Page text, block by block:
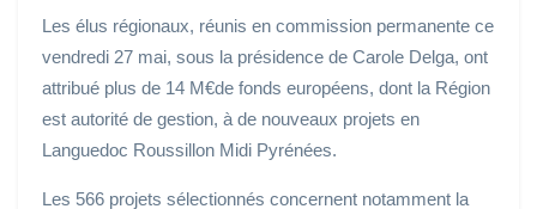
Les élus régionaux, réunis en commission permanente ce
vendredi 27 mai, sous la présidence de Carole Delga, ont
attribué plus de 14 M€de fonds européens, dont la Région
est autorité de gestion, à de nouveaux projets en
Languedoc Roussillon Midi Pyrénées.
Les 566 projets sélectionnés concernent notamment la